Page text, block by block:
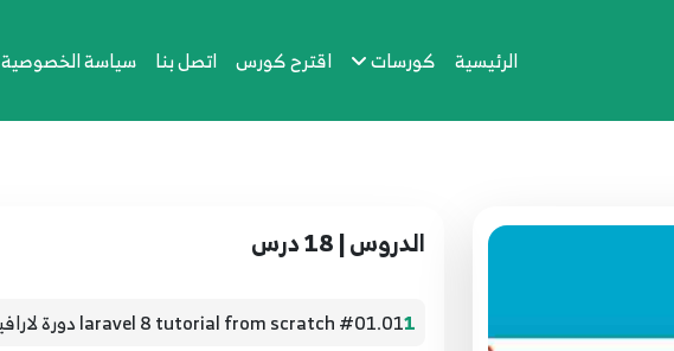
الرئيسية كورسات اقترح كورس اتصل بنا سياسة الخصوصية
الدروس | 18 درس
101.#01 laravel 8 tutorial from scratch دورة لارافيل 8 من الصفر للأحتراف